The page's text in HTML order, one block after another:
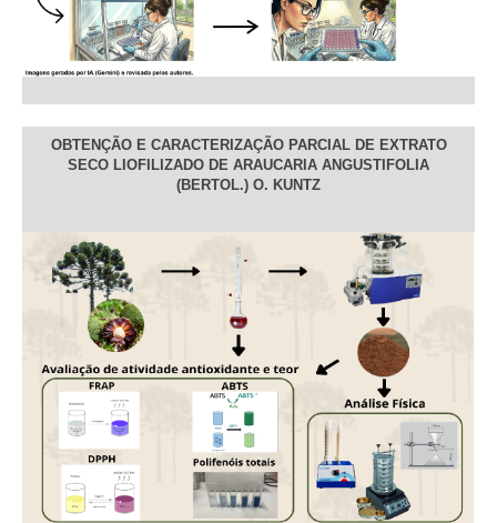
OBTENÇÃO E CARACTERIZAÇÃO PARCIAL DE EXTRATO
SECO LIOFILIZADO DE ARAUCARIA ANGUSTIFOLIA
(BERTOL.) O. KUNTZ